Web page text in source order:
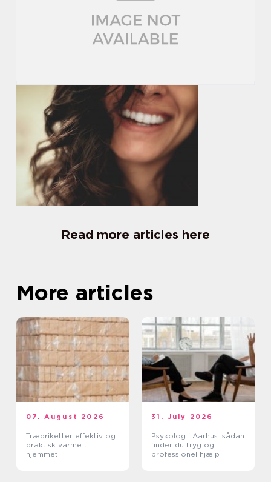
Read more articles here
More articles
07. August 2026
Træbriketter effektiv og
praktisk varme til
hjemmet
31. July 2026
Psykolog i Aarhus: sådan
finder du tryg og
professionel hjælp